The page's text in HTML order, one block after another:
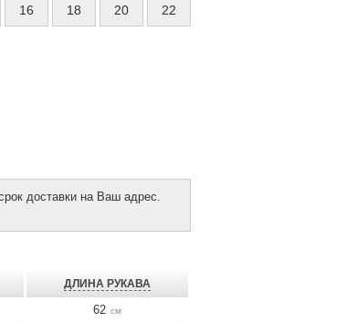
16 18 20 22
доставки на Ваш адрес.
ДЛИНА РУКАВА
62 см